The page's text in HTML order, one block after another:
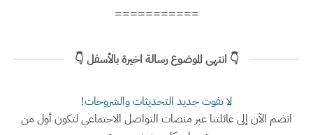
===========
👇 انتهى الموضوع رسالة اخيرة بالأسفل 👇
لا تفوت جديد التحديثات والشروحات!
الآن إلى عائلتنا عبر منصات التواصل الاجتماعي لتكون أول من